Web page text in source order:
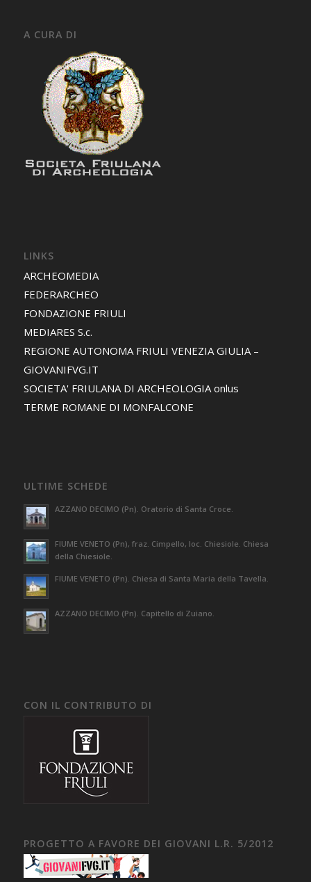
A CURA DI
LINKS
ARCHEOMEDIA
FEDERARCHEO
FONDAZIONE FRIULI
MEDIARES S.c.
REGIONE AUTONOMA FRIULI VENEZIA GIULIA –
GIOVANIFVG.IT
SOCIETA' FRIULANA DI ARCHEOLOGIA onlus
TERME ROMANE DI MONFALCONE
ULTIME SCHEDE
AZZANO DECIMO (Pn). Oratorio di Santa Croce.
FIUME VENETO (Pn), fraz. Cimpello, loc. Chiesiole. Chiesa
della Chiesiole.
FIUME VENETO (Pn). Chiesa di Santa Maria della Tavella.
AZZANO DECIMO (Pn). Capitello di Zuiano.
CON IL CONTRIBUTO DI
PROGETTO A FAVORE DEI GIOVANI L.R. 5/2012